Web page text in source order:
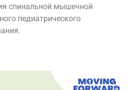
спинальной мышечной
педиатрического